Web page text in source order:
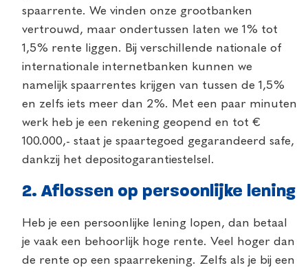
spaarrente. We vinden onze grootbanken
vertrouwd, maar ondertussen laten we 1% tot
1,5% rente liggen. Bij verschillende nationale of
internationale internetbanken kunnen we
namelijk spaarrentes krijgen van tussen de 1,5%
en zelfs iets meer dan 2%. Met een paar minuten
werk heb je een rekening geopend en tot €
100.000,- staat je spaartegoed gegarandeerd safe,
dankzij het depositogarantiestelsel.
2. Aflossen op persoonlijke lening
Heb je een persoonlijke lening lopen, dan betaal
je vaak een behoorlijk hoge rente. Veel hoger dan
de rente op een spaarrekening. Zelfs als je bij een